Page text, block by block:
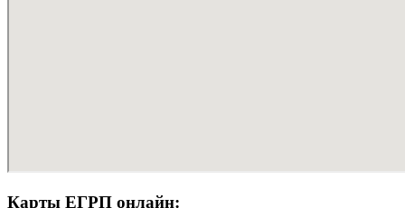
Карты ЕГРП онлайн: